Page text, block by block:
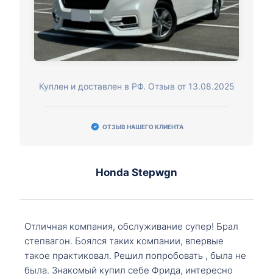
Куплен и доставлен в РФ. Отзыв от 13.08.2025
ОТЗЫВ НАШЕГО КЛИЕНТА
Honda Stepwgn
Отличная компания, обслуживание супер! Брал
степвагон. Боялся таких компании, впервые
такое практиковал. Решил попробовать , была не
была. Знакомый купил себе Фрида, интересно